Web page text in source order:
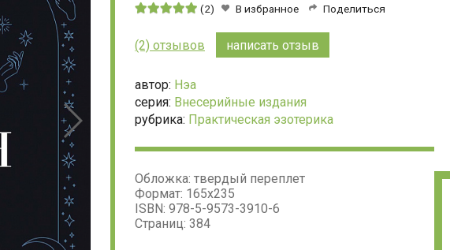
Средняя
из
(2) В избранное Поделиться
(2) отзывов написать отзыв
автор: Нэа
серия: Внесерийные издания
рубрика: Практическая эзотерика
Обложка: твердый переплет
Формат: 165х235
ISBN: 978-5-9573-3910-6
Страниц: 384